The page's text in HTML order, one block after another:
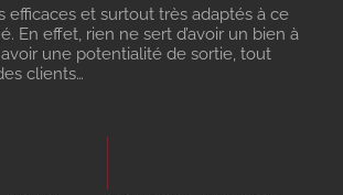
efficaces et surtout très adaptés à ce
En effet, rien ne sert d’avoir un bien à
une potentialité de sortie, tout
clients…